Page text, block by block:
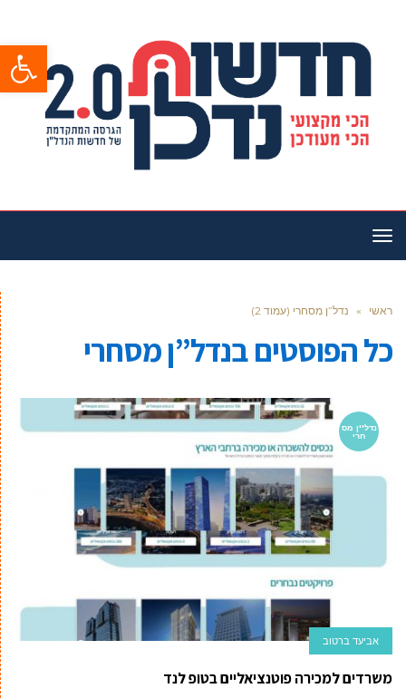
פתח
תפריט
ראשי » נדל”ן מסחרי (עמוד 2)
כל הפוסטים בנדל”ן מסחרי
נדל''ן מס
חרי
אביעד ברטוב
משרדים למכירה פוטנציאליים בטופ לנד